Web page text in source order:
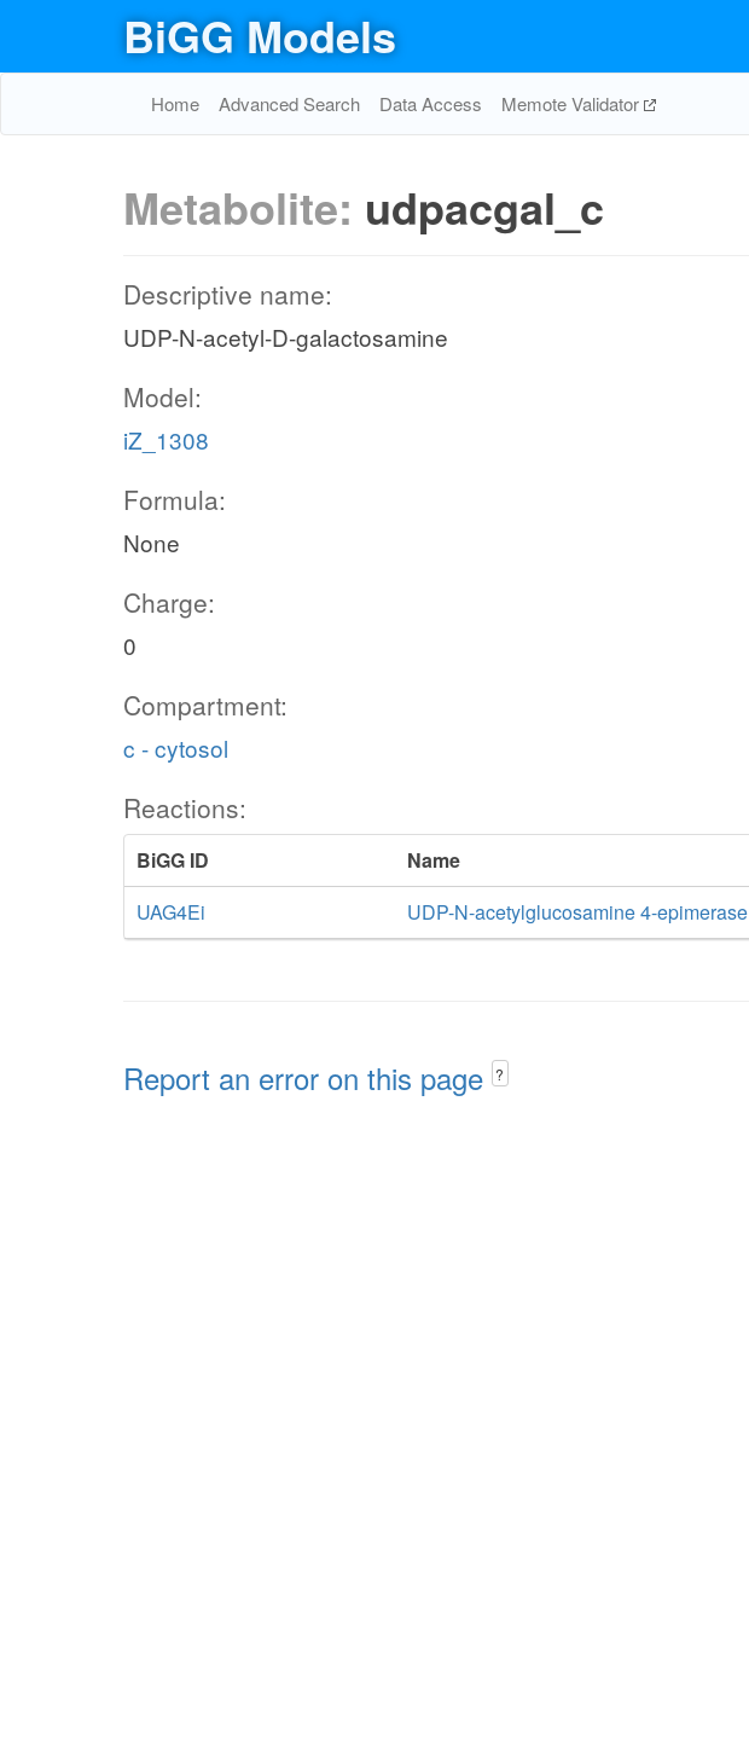
BiGG Models
Home Advanced Search Data Access Memote Validator
Metabolite: udpacgal_c
Descriptive name:
UDP-N-acetyl-D-galactosamine
Model:
iZ_1308
Formula:
None
Charge:
0
Compartment:
c - cytosol
Reactions:
BiGG ID
Name
UAG4Ei
UDP-N-acetylglucosamine 4-epimerase
Report an error on this page ?